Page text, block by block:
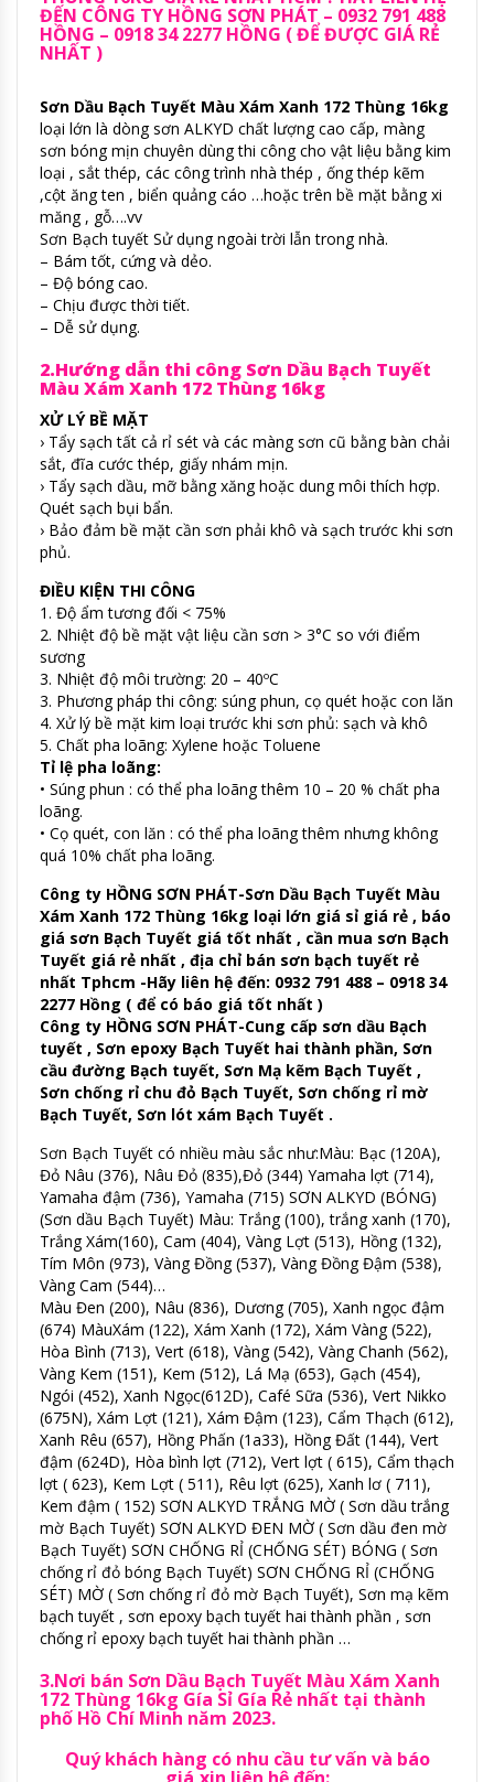
ĐẾN CÔNG TY HỒNG SƠN PHÁT – 0932 791 488
HỒNG – 0918 34 2277 HỒNG ( ĐỂ ĐƯỢC GIÁ RẺ
NHẤT )
Sơn Dầu Bạch Tuyết Màu Xám Xanh 172 Thùng 16kg
loại lớn là dòng sơn ALKYD chất lượng cao cấp, màng
sơn bóng mịn chuyên dùng thi công cho vật liệu bằng kim
loại , sắt thép, các công trình nhà thép , ống thép kẽm
,cột ăng ten , biển quảng cáo …hoặc trên bề mặt bằng xi
măng , gỗ….vv
Sơn Bạch tuyết Sử dụng ngoài trời lẫn trong nhà.
– Bám tốt, cứng và dẻo.
– Độ bóng cao.
– Chịu được thời tiết.
– Dễ sử dụng.
2.Hướng dẫn thi công Sơn Dầu Bạch Tuyết
Màu Xám Xanh 172 Thùng 16kg
XỬ LÝ BỀ MẶT
› Tẩy sạch tất cả rỉ sét và các màng sơn cũ bằng bàn chải
sắt, đĩa cước thép, giấy nhám mịn.
› Tẩy sạch dầu, mỡ bằng xăng hoặc dung môi thích hợp.
Quét sạch bụi bẩn.
› Bảo đảm bề mặt cần sơn phải khô và sạch trước khi sơn
phủ.
ĐIỀU KIỆN THI CÔNG
1. Độ ẩm tương đối < 75%
2. Nhiệt độ bề mặt vật liệu cần sơn > 3°C so với điểm
sương
3. Nhiệt độ môi trường: 20 – 40ºC
3. Phương pháp thi công: súng phun, cọ quét hoặc con lăn
4. Xử lý bề mặt kim loại trước khi sơn phủ: sạch và khô
5. Chất pha loãng: Xylene hoặc Toluene
Tỉ lệ pha loãng:
• Súng phun : có thể pha loãng thêm 10 – 20 % chất pha
loãng.
• Cọ quét, con lăn : có thể pha loãng thêm nhưng không
quá 10% chất pha loãng.
Công ty HỒNG SƠN PHÁT-Sơn Dầu Bạch Tuyết Màu
Xám Xanh 172 Thùng 16kg loại lớn giá sỉ giá rẻ , báo
giá sơn Bạch Tuyết giá tốt nhất , cần mua sơn Bạch
Tuyết giá rẻ nhất , địa chỉ bán sơn bạch tuyết rẻ
nhất Tphcm -Hãy liên hệ đến: 0932 791 488 – 0918 34
2277 Hồng ( để có báo giá tốt nhất )
Công ty HỒNG SƠN PHÁT-Cung cấp sơn dầu Bạch
tuyết , Sơn epoxy Bạch Tuyết hai thành phần, Sơn
cầu đường Bạch tuyết, Sơn Mạ kẽm Bạch Tuyết ,
Sơn chống rỉ chu đỏ Bạch Tuyết, Sơn chống rỉ mờ
Bạch Tuyết, Sơn lót xám Bạch Tuyết .
Sơn Bạch Tuyết có nhiều màu sắc như:Màu: Bạc (120A),
Đỏ Nâu (376), Nâu Đỏ (835),Đỏ (344) Yamaha lợt (714),
Yamaha đậm (736), Yamaha (715) SƠN ALKYD (BÓNG)
(Sơn dầu Bạch Tuyết) Màu: Trắng (100), trắng xanh (170),
Trắng Xám(160), Cam (404), Vàng Lợt (513), Hồng (132),
Tím Môn (973), Vàng Đồng (537), Vàng Đồng Đậm (538),
Vàng Cam (544)…
Màu Đen (200), Nâu (836), Dương (705), Xanh ngọc đậm
(674) MàuXám (122), Xám Xanh (172), Xám Vàng (522),
Hòa Bình (713), Vert (618), Vàng (542), Vàng Chanh (562),
Vàng Kem (151), Kem (512), Lá Mạ (653), Gạch (454),
Ngói (452), Xanh Ngọc(612D), Café Sữa (536), Vert Nikko
(675N), Xám Lợt (121), Xám Đậm (123), Cẩm Thạch (612),
Xanh Rêu (657), Hồng Phấn (1a33), Hồng Đất (144), Vert
đậm (624D), Hòa bình lợt (712), Vert lợt ( 615), Cẩm thạch
lợt ( 623), Kem Lợt ( 511), Rêu lợt (625), Xanh lơ ( 711),
Kem đậm ( 152) SƠN ALKYD TRẮNG MỜ ( Sơn dầu trắng
mờ Bạch Tuyết) SƠN ALKYD ĐEN MỜ ( Sơn dầu đen mờ
Bạch Tuyết) SƠN CHỐNG RỈ (CHỐNG SÉT) BÓNG ( Sơn
chống rỉ đỏ bóng Bạch Tuyết) SƠN CHỐNG RỈ (CHỐNG
SÉT) MỜ ( Sơn chống rỉ đỏ mờ Bạch Tuyết), Sơn mạ kẽm
bạch tuyết , sơn epoxy bạch tuyết hai thành phần , sơn
chống rỉ epoxy bạch tuyết hai thành phần …
3.Nơi bán Sơn Dầu Bạch Tuyết Màu Xám Xanh
172 Thùng 16kg Gía Sỉ Gía Rẻ nhất tại thành
phố Hồ Chí Minh năm 2023.
Quý khách hàng có nhu cầu tư vấn và báo